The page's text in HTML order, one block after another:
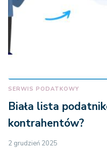
SERWIS PODATKOWY
Biała lista
kontrahentów?
2 grudzień 2025